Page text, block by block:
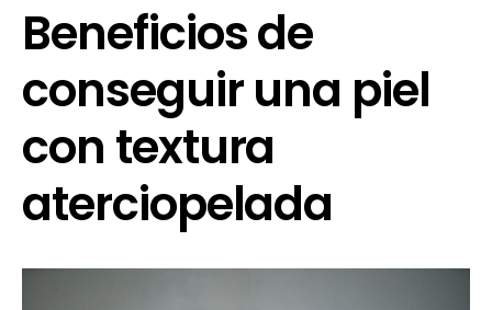
Beneficios de
conseguir una piel
con textura
aterciopelada